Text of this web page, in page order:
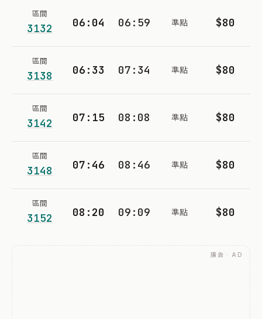
區間
3132 06:04 06:59 準點 $80
區間
3138 06:33 07:34 準點 $80
區間
3142 07:15 08:08 準點 $80
區間
3148 07:46 08:46 準點 $80
區間
3152 08:20 09:09 準點 $80
廣告 · AD